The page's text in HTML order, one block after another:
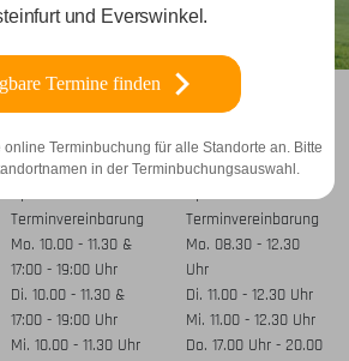
Everswinkel
Sprechzeiten nach
Terminvereinbarung
Mo. 10.00 - 11.30 &
17:00 - 19:00 Uhr
Di. 10.00 - 11.30 &
17:00 - 19:00 Uhr
Mi. 10.00 - 11.30 Uhr
Drensteinfurt
Sprechzeiten nach
Terminvereinbarung
Mo. 08.30 - 12.30
Uhr
Di. 11.00 - 12.30 Uhr
Mi. 11.00 - 12.30 Uhr
Do. 17.00 Uhr - 20.00
und Everswinkel.
Termine finden
Terminbuchung für alle Standorte an. Bitte
in der Terminbuchungsauswahl.